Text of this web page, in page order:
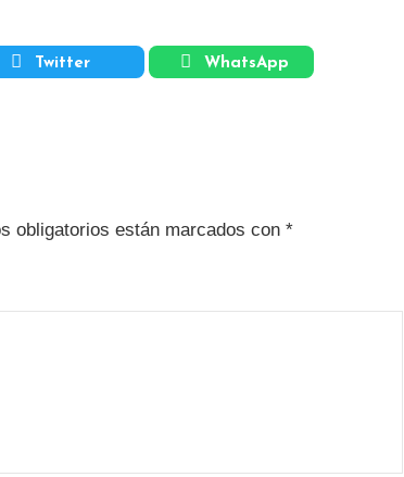
Twitter WhatsApp
obligatorios están marcados con *